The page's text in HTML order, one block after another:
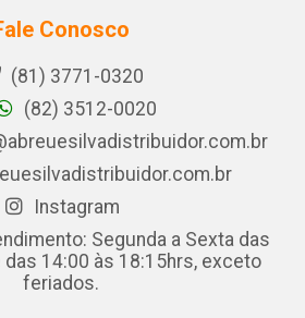
Conosco
(81) 3771-0320
(82) 3512-0020
Instagram
Segunda a Sexta das
das 14:00 às 18:15hrs, exceto
feriados.